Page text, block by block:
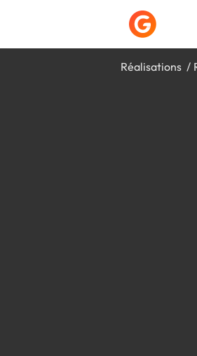
Réalisations